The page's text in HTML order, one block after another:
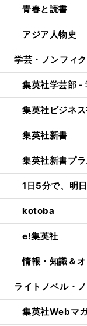
青春と読書
アジア人物史
学芸・ノンフィ
集英社学芸部 -
集英社ビジネ
集英社新書
集英社新書プ
1日5分で、明
kotoba
e!集英社
情報・知識＆
ライトノベル・
集英社Webマ